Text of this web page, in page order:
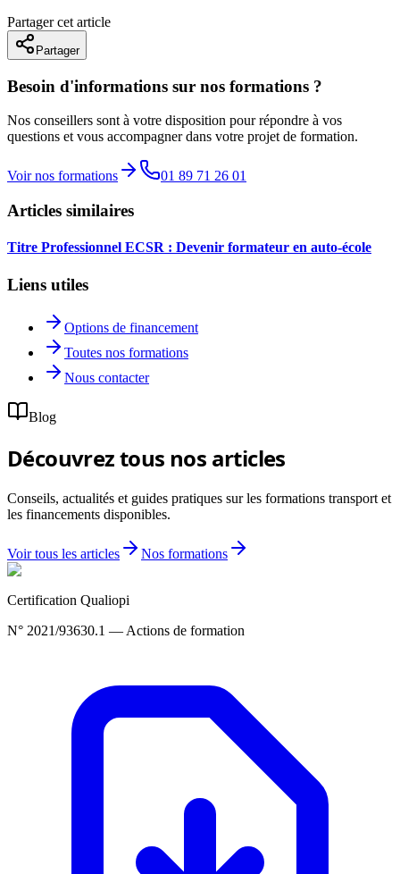
Partager cet article
Partager
Besoin d'informations sur nos formations ?
Nos conseillers sont à votre disposition pour répondre à vos
questions et vous accompagner dans votre projet de formation.
Voir nos formations 01 89 71 26 01
Articles similaires
Titre Professionnel ECSR : Devenir formateur en auto-école
Liens utiles
Options de financement
Toutes nos formations
Nous contacter
Blog
Découvrez tous nos articles
Conseils, actualités et guides pratiques sur les formations transport et
les financements disponibles.
Voir tous les articles Nos formations
Certification Qualiopi
N° 2021/93630.1 — Actions de formation